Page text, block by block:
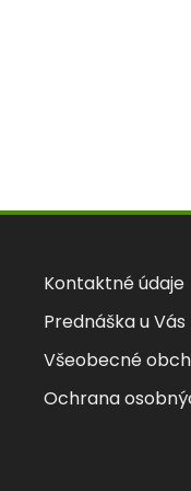
Kontaktné údaje
Prednáška u Vás
Všeobecné
Ochrana